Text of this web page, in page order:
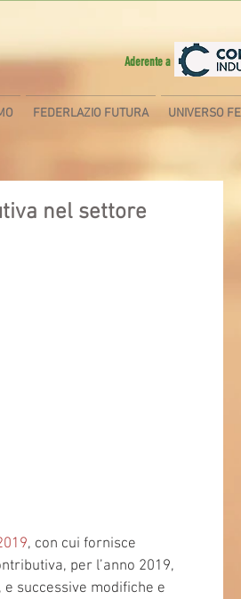
Aderente a
FEDERLAZIO FUTURA UNIVERSO
nel settore
, con cui fornisce
per l’anno 2019,
successive modifiche e